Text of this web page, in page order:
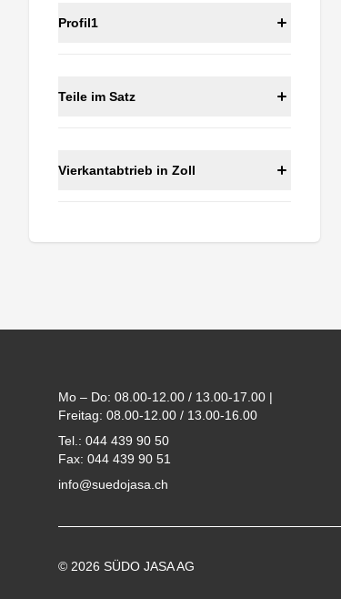
Profil1
Teile im Satz
Vierkantabtrieb in Zoll
Mo – Do: 08.00-12.00 / 13.00-17.00 |
Freitag: 08.00-12.00 / 13.00-16.00
Tel.: 044 439 90 50
Fax: 044 439 90 51
info@suedojasa.ch
© 2026 SÜDO JASA AG